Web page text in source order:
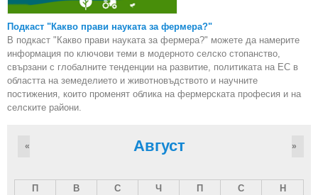
Подкаст "Какво прави науката за фермера?"
В подкаст "Какво прави науката за фермера?" можете да намерите
информация по ключови теми в модерното селско стопанство,
свързани с глобалните тенденции на развитие, политиката на ЕС в
областта на земеделието и животновъдството и научните
постижения, които променят облика на фермерската професия и на
селските райони.
Август
« »
П В С Ч П С
Н